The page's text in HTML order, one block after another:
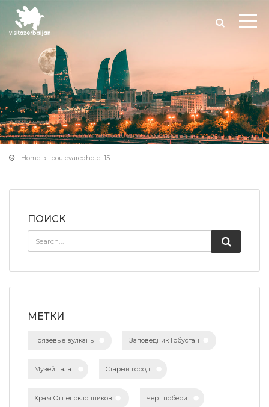
Home boulevaredhotel 15
ПОИСК
МЕТКИ
Грязевые вулканы Заповедник Гобустан
Музей Гала Старый город
Храм Огнепоклонников Чёрт побери